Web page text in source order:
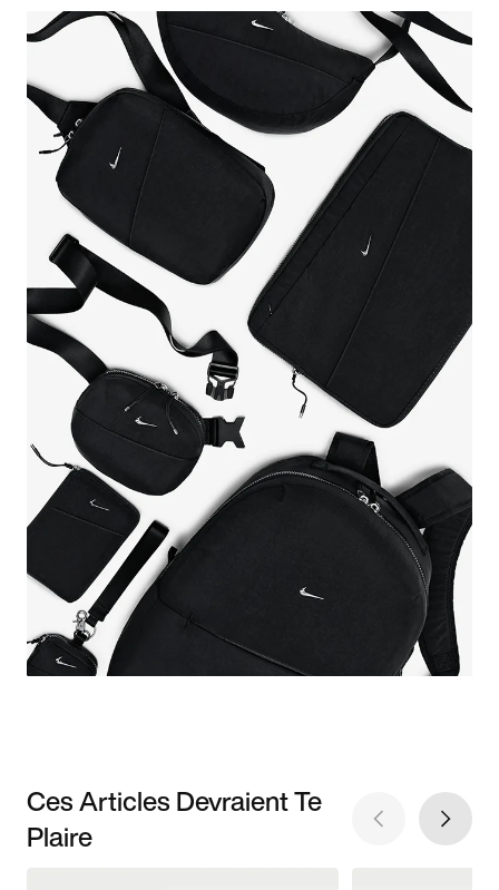
Ces Articles Devraient Te
Plaire